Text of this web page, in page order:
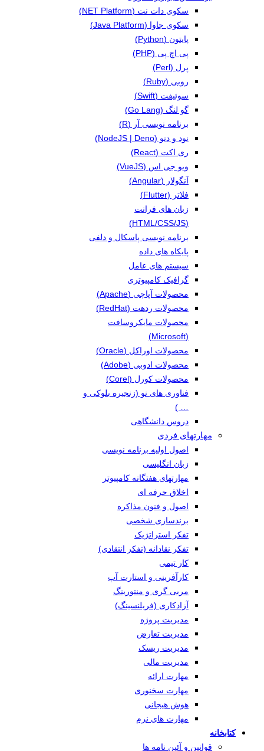
سکوی دات نت (NET Platform)
سکوی جاوا (Java Platform)
پایتون (Python)
پی اچ پی (PHP)
پرل (Perl)
روبی (Ruby)
سوئیفت (Swift)
گو لنگ (Go Lang)
برنامه نویسی آر (R)
نود و دنو (NodeJS | Deno)
ری اکت (React)
ویو جی اس (VueJS)
آنگولار (Angular)
فلاتر (Flutter)
زبان های فرانت
(HTML/CSS/JS)
برنامه نویسی پاسکال و دلفی
پایکاه های داده
سیستم های عامل
گرافیک کامپیوتری
محصولات آپاچی (Apache)
محصولات ردهت (RedHat)
محصولات مایکروسافت
(Microsoft)
محصولات اوراکل (Oracle)
محصولات ادوبی (Adobe)
محصولات کورل (Corel)
فناوری های نو (زنجیره بلوکی و
… )
دروس دانشگاهی
مهارتهای فردی
اصول اولیه برنامه نویسی
زبان انگلیسی
مهارتهای هفتگانه کامپیوتر
اخلاق حرفه ای
اصول و فنون مذاکره
برندسازی شخصی
تفکر استراتژیک
تفکر نقادانه (تفکر انتقادی)
کار تیمی
کارآفرینی و استارت آپ
مربی گری و منتورینگ
آزادکاری (فریلنسینگ)
مدیریت پروژه
مدیریت تعارض
مدیریت ریسک
مدیریت مالی
مهارت ارائه
مهارت سخنوری
هوش هیجانی
مهارت های نرم
کتابخانه
قوانین و آئین نامه ها